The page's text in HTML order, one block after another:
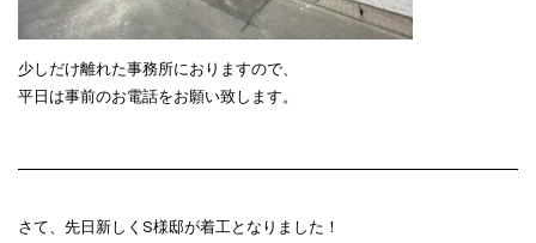
少しだけ離れた事務所におりますので、
平日は事前のお電話をお願い致します。
さて、先日新しくS様邸が着工となりました！